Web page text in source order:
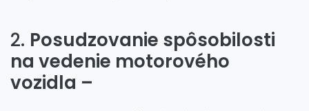
2. Posudzovanie spôsobilosti
na vedenie motorového
vozidla –